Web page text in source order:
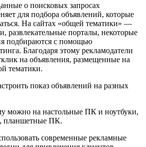
о поисковых запросах
для подбора объявлений, которые
На сайтах «общей тематики» —
развлекательные порталы, некоторые
подбираются с помощью
Благодаря этому рекламодатели
на объявления, размещенные на
тематики.
показ объявлений на разных
можно на настольные ПК и ноутбуки,
планшетные ПК.
современные рекламные